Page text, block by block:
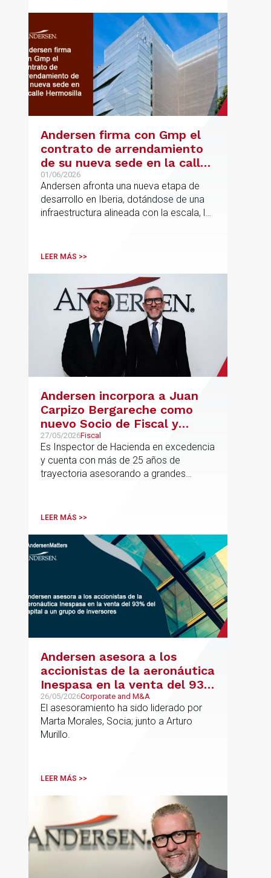
Andersen firma con Gmp el
contrato de arrendamiento
de su nueva sede en la calle
Hermosilla
01/06/2026
Andersen afronta una nueva etapa de
desarrollo en Iberia, dotándose de una
infraestructura alineada con la escala, la
LEER MÁS >>
Andersen incorpora a Juan
Carpizo Bergareche como
nuevo Socio de Fiscal y
responsable de la práctica
ibérica de Fiscalidad Local
27/05/2026Fiscal
Es Inspector de Hacienda en excedencia
y cuenta con más de 25 años de
trayectoria asesorando a grandes
principalmente en los sectores
medioambiental
LEER MÁS >>
Andersen asesora a los
accionistas de la aeronáutica
Inespasa en la venta del 93%
del capital a un grupo de
inversores
26/05/2026Corporate and M&A
El asesoramiento ha sido liderado por
Marta Morales, Socia; junto a Arturo
Murillo.
LEER MÁS >>